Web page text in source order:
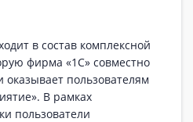
в состав комплексной
фирма «1С» совместно
пользователям
В рамках
пользователи